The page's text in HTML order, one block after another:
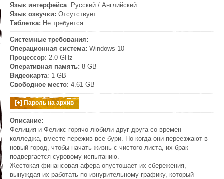
Язык интерфейса: Русский / Английский
Язык озвучки: Отсутствует
Таблетка: Не требуется
Системные требования:
Операционная система: Windows 10
Процессор: 2.0 GHz
Оперативная память: 8 GB
Видеокарта: 1 GB
Свободное место: 4.61 GB
Описание:
Фелиция и Феликс горячо любили друг друга со времен
колледжа, вместе пережив все бури. Но когда они переезжают в
новый город, чтобы начать жизнь с чистого листа, их брак
подвергается суровому испытанию.
Жестокая финансовая афера опустошает их сбережения,
вынуждая их работать по изнурительному графику, который